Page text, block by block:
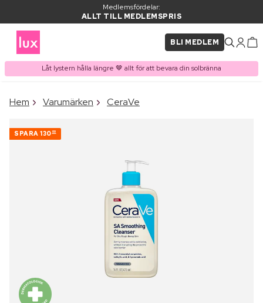
Medlemsfördelar:
ALLT TILL MEDLEMSPRIS
BLI MEDLEM
Låt lystern hålla längre 🤎 allt för att bevara din solbränna
PRODUKT I VARUKORGEN
Hem Varumärken CeraVe
SPARA 130 00